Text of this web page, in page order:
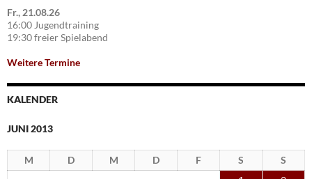
Fr., 21.08.26
16:00 Jugendtraining
19:30 freier Spielabend
Weitere Termine
KALENDER
JUNI 2013
M D M D F S
S